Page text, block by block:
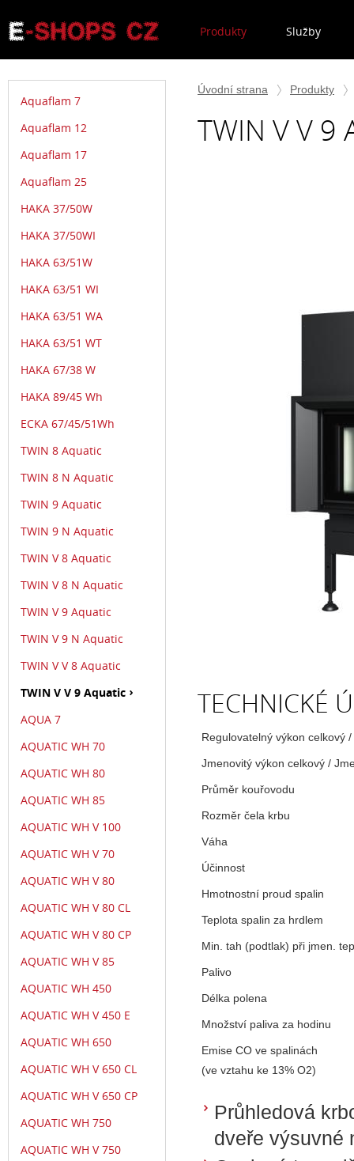
Produkty Služby
Úvodní strana Produkty
TWIN V V 9
TECHNICKÉ
Regulovatelný výkon celkový
Jmenovitý výkon celkový /
Průměr kouřovodu
Rozměr čela krbu
Váha
Účinnost
Hmotnostní proud spalin
Teplota spalin za hrdlem
Min. tah (podtlak) při jmen.
Palivo
Délka polena
Množství paliva za hodinu
Emise CO ve spalinách
(ve vztahu ke 13% O2)
Průhledová
dveře výsuvné
Aquaflam 7
Aquaflam 12
Aquaflam 17
Aquaflam 25
HAKA 37/50W
HAKA 37/50WI
HAKA 63/51W
HAKA 63/51 WI
HAKA 63/51 WA
HAKA 63/51 WT
HAKA 67/38 W
HAKA 89/45 Wh
ECKA 67/45/51Wh
TWIN 8 Aquatic
TWIN 8 N Aquatic
TWIN 9 Aquatic
TWIN 9 N Aquatic
TWIN V 8 Aquatic
TWIN V 8 N Aquatic
TWIN V 9 Aquatic
TWIN V 9 N Aquatic
TWIN V V 8 Aquatic
TWIN V V 9 Aquatic
AQUA 7
AQUATIC WH 70
AQUATIC WH 80
AQUATIC WH 85
AQUATIC WH V 100
AQUATIC WH V 70
AQUATIC WH V 80
AQUATIC WH V 80 CL
AQUATIC WH V 80 CP
AQUATIC WH V 85
AQUATIC WH 450
AQUATIC WH V 450 E
AQUATIC WH 650
AQUATIC WH V 650 CL
AQUATIC WH V 650 CP
AQUATIC WH 750
AQUATIC WH V 750